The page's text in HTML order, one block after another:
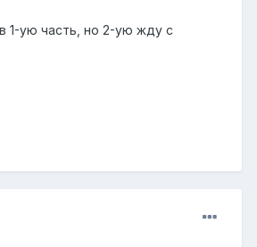
1-ую часть, но 2-ую жду с